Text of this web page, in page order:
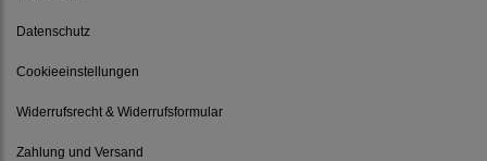
Datenschutz
Cookieeinstellungen
Widerrufsrecht & Widerrufsformular
Zahlung und Versand